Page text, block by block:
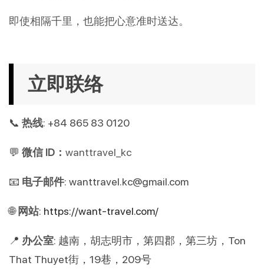
即使相隔千里，也能把心意准时送达。
立即联络
📞 热线: +84 865 83 0120
💬 微信 ID： wanttravel_kc
📧 电子邮件: wanttravel.kc@gmail.com
🌐 网站: https://want-travel.com/
📍 办公室: 越南，胡志明市，第四郡，第三坊，Ton
That Thuyet街，19巷，209号